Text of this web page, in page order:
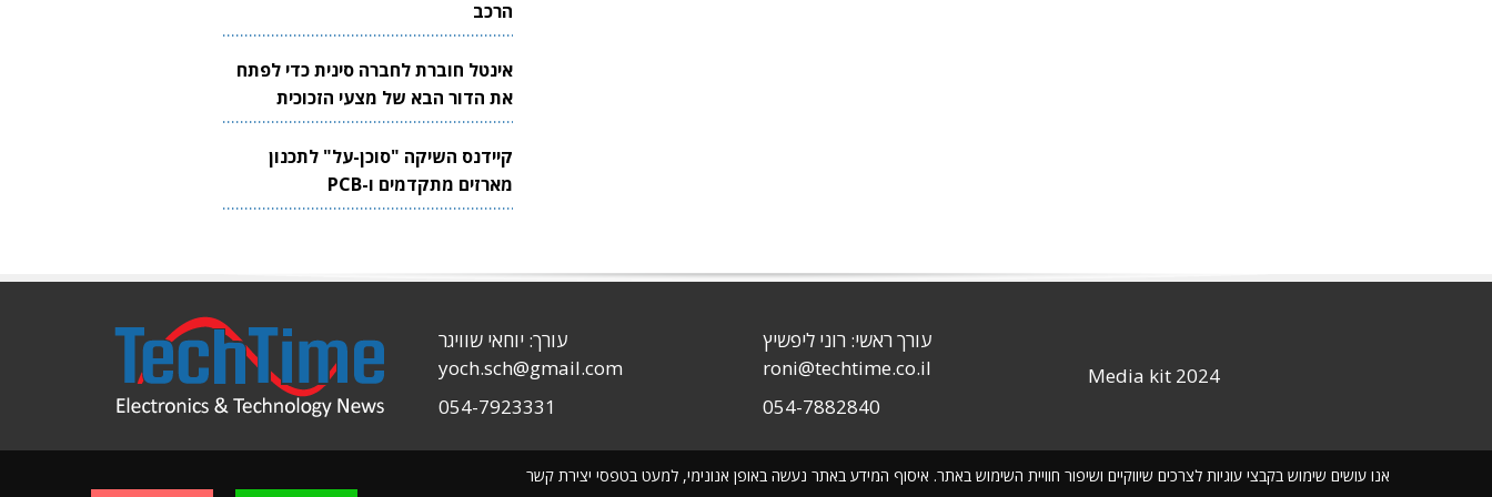
הרכב
אינטל חוברת לחברה סינית כדי לפתח
את הדור הבא של מצעי הזכוכית
לשבבים
קיידנס השיקה "סוכן-על" לתכנון
מארזים מתקדמים ו-PCB
אנו עושים שימוש בקבצי עוגיות לצרכים שיווקיים ושיפור חוויית השימוש באתר. איסוף המידע באתר נעשה באופן אנונימי, למעט בטפסי יצירת קשר
Media kit 2024
עורך ראשי: רוני ליפשיץ
roni@techtime.co.il
054-7882840
עורך: יוחאי שוויגר
yoch.sch@gmail.com
054-7923331